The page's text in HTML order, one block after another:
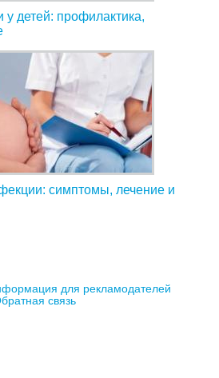
детей: профилактика,
симптомы, лечение и
для рекламодателей
связь